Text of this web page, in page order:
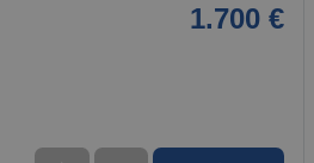
1.700 €